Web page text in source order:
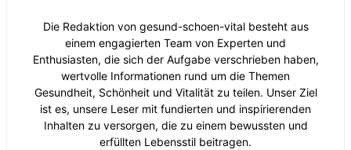
Die Redaktion von gesund-schoen-vital besteht aus
einem engagierten Team von Experten und
Enthusiasten, die sich der Aufgabe verschrieben haben,
wertvolle Informationen rund um die Themen
Gesundheit, Schönheit und Vitalität zu teilen. Unser Ziel
ist es, unsere Leser mit fundierten und inspirierenden
Inhalten zu versorgen, die zu einem bewussten und
erfüllten Lebensstil beitragen.